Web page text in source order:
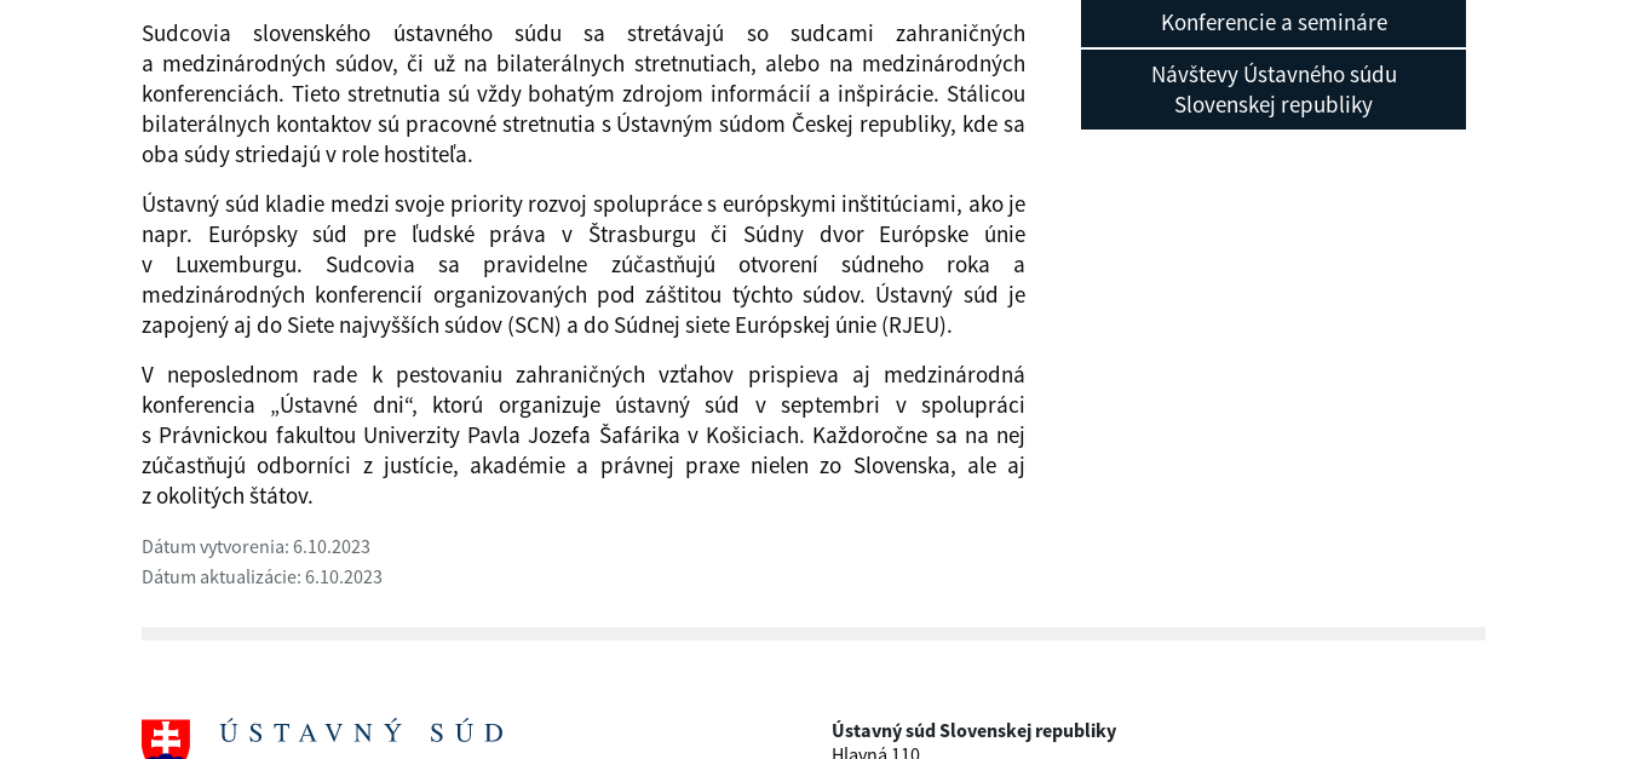
Sudcovia slovenského ústavného súdu sa stretávajú so sudcami zahraničných
a medzinárodných súdov, či už na bilaterálnych stretnutiach, alebo na medzinárodných
konferenciách. Tieto stretnutia sú vždy bohatým zdrojom informácií a inšpirácie. Stálicou
bilaterálnych kontaktov sú pracovné stretnutia s Ústavným súdom Českej republiky, kde sa
oba súdy striedajú v role hostiteľa.
Ústavný súd kladie medzi svoje priority rozvoj spolupráce s európskymi inštitúciami, ako je
napr. Európsky súd pre ľudské práva v Štrasburgu či Súdny dvor Európske únie
v Luxemburgu. Sudcovia sa pravidelne zúčastňujú otvorení súdneho roka a
medzinárodných konferencií organizovaných pod záštitou týchto súdov. Ústavný súd je
zapojený aj do Siete najvyšších súdov (SCN) a do Súdnej siete Európskej únie (RJEU).
V neposlednom rade k pestovaniu zahraničných vzťahov prispieva aj medzinárodná
konferencia „Ústavné dni“, ktorú organizuje ústavný súd v septembri v spolupráci
s Právnickou fakultou Univerzity Pavla Jozefa Šafárika v Košiciach. Každoročne sa na nej
zúčastňujú odborníci z justície, akadémie a právnej praxe nielen zo Slovenska, ale aj
z okolitých štátov.
Dátum vytvorenia: 6.10.2023
Dátum aktualizácie: 6.10.2023
Konferencie a semináre
Návštevy Ústavného súdu
Slovenskej republiky
Ústavný súd Slovenskej republiky